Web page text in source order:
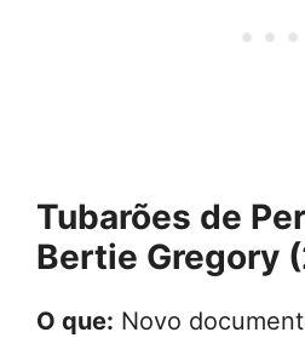
Tubarões de
Bertie Gregory
O que: Novo